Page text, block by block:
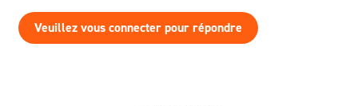
Veuillez vous connecter pour répondre